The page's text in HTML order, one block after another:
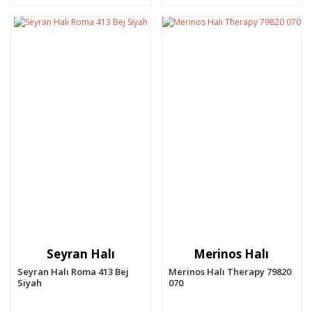
Seyran Halı
Seyran Halı Roma 413 Bej
Siyah
Merinos Halı
Merinos Halı Therapy 79820
070